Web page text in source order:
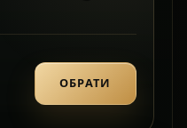
ОБРАТИ